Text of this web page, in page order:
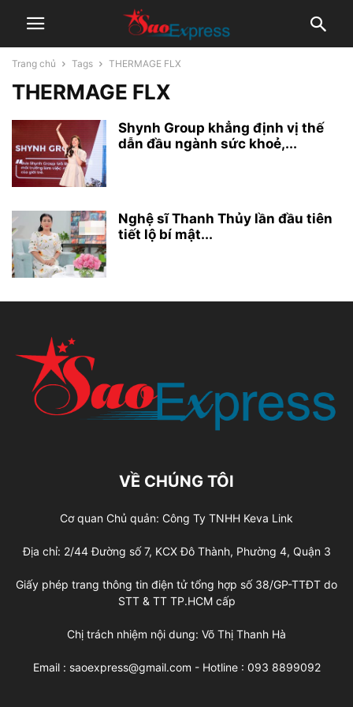
Trang chủ Tags THERMAGE FLX
THERMAGE FLX
Shynh Group khẳng định vị thế
dẫn đầu ngành sức khoẻ,...
Nghệ sĩ Thanh Thủy lần đầu tiên
tiết lộ bí mật...
VỀ CHÚNG TÔI
Cơ quan Chủ quản: Công Ty TNHH Keva Link
Địa chỉ: 2/44 Đường số 7, KCX Đô Thành, Phường 4, Quận 3
Giấy phép trang thông tin điện tử tổng hợp số 38/GP-TTĐT do
STT & TT TP.HCM cấp
Chị trách nhiệm nội dung: Võ Thị Thanh Hà
Email : saoexpress@gmail.com - Hotline : 093 8899092